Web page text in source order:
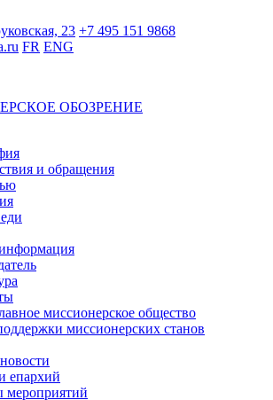
23 +7 495 151 9868
FR ENG
ОБОЗРЕНИЕ
и обращения
миссионерское общество
миссионерских станов
епархий
мероприятий